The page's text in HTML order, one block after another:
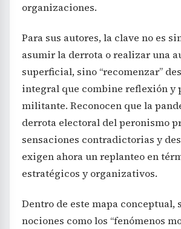
organizaciones.
Para sus autores, la clave no es
asumir la derrota o realizar una
superficial, sino “recomenzar”
integral que combine reflexión y
militante. Reconocen que la
derrota electoral del peronismo
sensaciones contradictorias y
exigen ahora un replanteo en
estratégicos y organizativos.
Dentro de este mapa conceptual,
nociones como los “fenómenos